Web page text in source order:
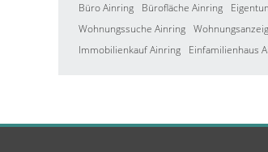
Büro Ainring Bürofläche Ainring
Wohnungssuche Ainring
Immobilienkauf Ainring
Einfamilienhaus